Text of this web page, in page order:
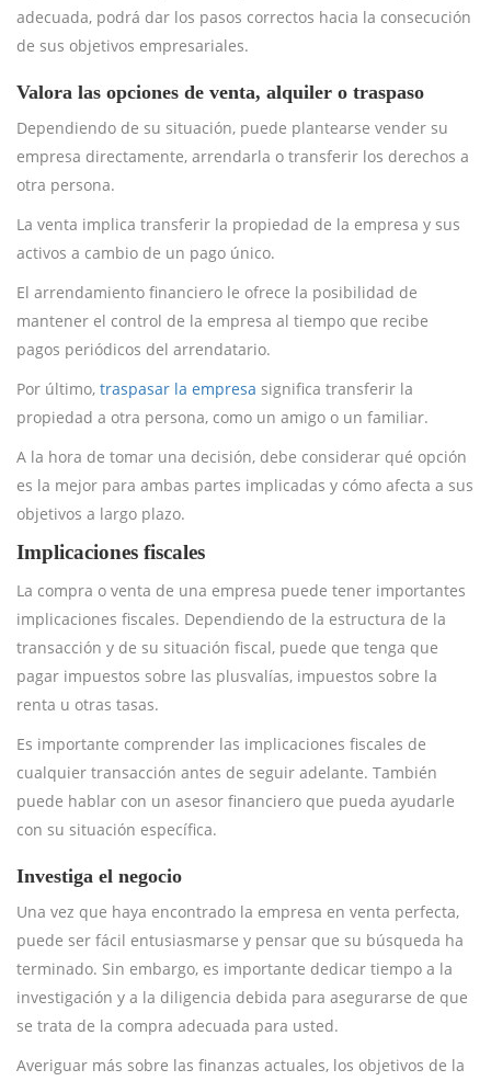
adecuada, podrá dar los pasos correctos hacia la consecución
de sus objetivos empresariales.
Valora las opciones de venta, alquiler o traspaso
Dependiendo de su situación, puede plantearse vender su
empresa directamente, arrendarla o transferir los derechos a
otra persona.
La venta implica transferir la propiedad de la empresa y sus
activos a cambio de un pago único.
El arrendamiento financiero le ofrece la posibilidad de
mantener el control de la empresa al tiempo que recibe
pagos periódicos del arrendatario.
Por último, traspasar la empresa significa transferir la
propiedad a otra persona, como un amigo o un familiar.
A la hora de tomar una decisión, debe considerar qué opción
es la mejor para ambas partes implicadas y cómo afecta a sus
objetivos a largo plazo.
Implicaciones fiscales
La compra o venta de una empresa puede tener importantes
implicaciones fiscales. Dependiendo de la estructura de la
transacción y de su situación fiscal, puede que tenga que
pagar impuestos sobre las plusvalías, impuestos sobre la
renta u otras tasas.
Es importante comprender las implicaciones fiscales de
cualquier transacción antes de seguir adelante. También
puede hablar con un asesor financiero que pueda ayudarle
con su situación específica.
Investiga el negocio
Una vez que haya encontrado la empresa en venta perfecta,
puede ser fácil entusiasmarse y pensar que su búsqueda ha
terminado. Sin embargo, es importante dedicar tiempo a la
investigación y a la diligencia debida para asegurarse de que
se trata de la compra adecuada para usted.
Averiguar más sobre las finanzas actuales, los objetivos de la